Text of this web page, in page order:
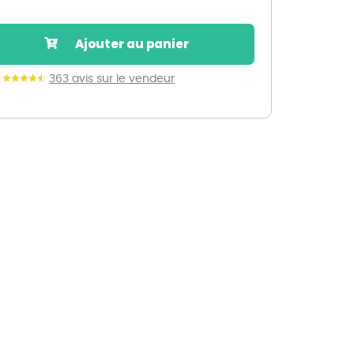
Découvrez nos marques
Nos marques de la nature
Ventes éphémères de plantes
363 avis sur le vendeur
Ajouter au panier